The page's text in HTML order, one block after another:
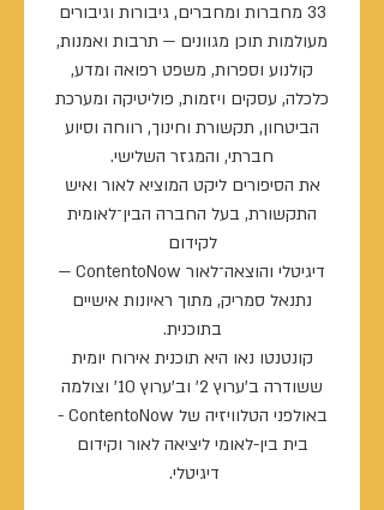
33 מחברות ומחברים, גיבורות וגיבורים
מעולמות תוכן מגוונים — תרבות ואמנות,
קולנוע וספרות, משפט רפואה ומדע,
כלכלה, עסקים ויזמות, פוליטיקה ומערכת
הביטחון, תקשורת וחינוך, רווחה וסיוע
חברתי, והמגזר השלישי.
את הסיפורים ליקט המוציא לאור ואיש
התקשורת, בעל החברה הבין־לאומית
לקידום
דיגיטלי והוצאה־לאור ContentoNow —
נתנאל סמריק, מתוך ראיונות אישיים
בתוכנית.
קונטנטו נאו היא תוכנית אירוח יומית
ששודרה ב’ערוץ 2’ וב’ערוץ 10’ וצולמה
באולפני הטלוויזיה של ContentoNow -
בית בין-לאומי ליציאה לאור וקידום
דיגיטלי.